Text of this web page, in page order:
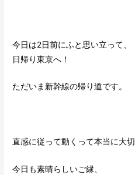
今日は2日前にふと思い立って、
日帰り東京へ！
ただいま新幹線の帰り道です。
直感に従って動くって本当に大切
今日も素晴らしいご縁、